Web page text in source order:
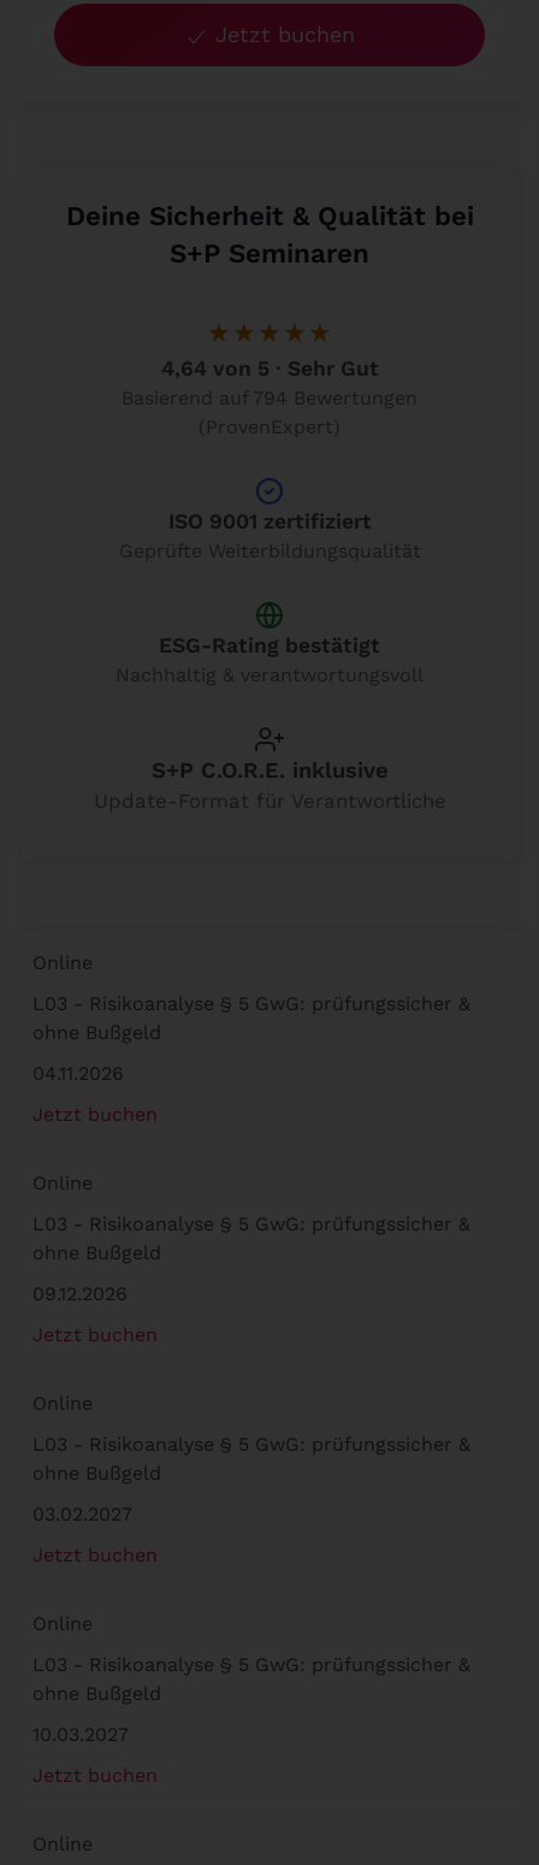
Jetzt buchen
Deine Sicherheit & Qualität bei
S+P Seminaren
★★★★★
4,64 von 5 · Sehr Gut
Basierend auf 794 Bewertungen
(ProvenExpert)
ISO 9001 zertifiziert
Geprüfte Weiterbildungsqualität
ESG-Rating bestätigt
Nachhaltig & verantwortungsvoll
S+P C.O.R.E. inklusive
Update-Format für Verantwortliche
Online
L03 - Risikoanalyse § 5 GwG: prüfungssicher &
ohne Bußgeld
04.11.2026
Jetzt buchen
Online
L03 - Risikoanalyse § 5 GwG: prüfungssicher &
ohne Bußgeld
09.12.2026
Jetzt buchen
Online
L03 - Risikoanalyse § 5 GwG: prüfungssicher &
ohne Bußgeld
03.02.2027
Jetzt buchen
Online
L03 - Risikoanalyse § 5 GwG: prüfungssicher &
ohne Bußgeld
10.03.2027
Jetzt buchen
Online